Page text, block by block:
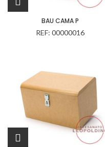
BAU CAMA P
REF: 00000016